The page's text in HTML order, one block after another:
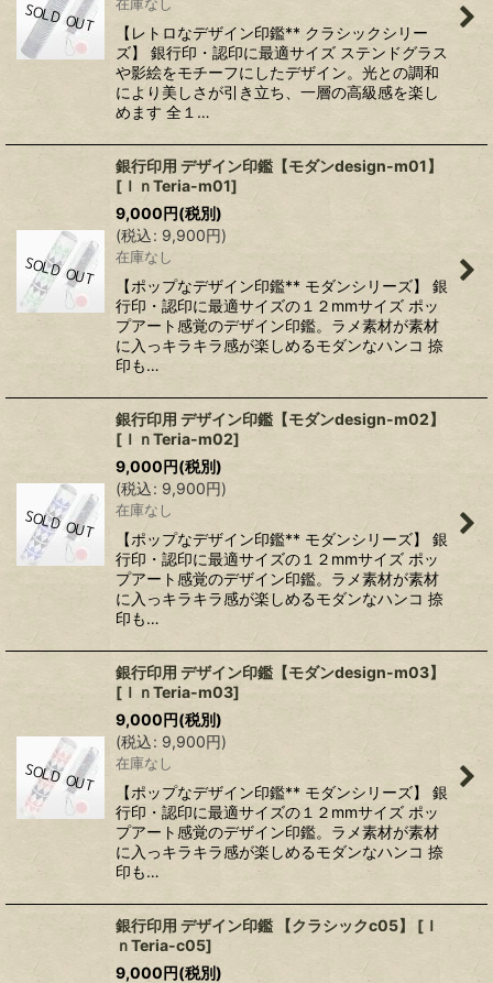
【レトロなデザイン印鑑** クラシックシリー
ズ】 銀行印・認印に最適サイズ ステンドグラス
や影絵をモチーフにしたデザイン。光との調和
により美しさが引き立ち、一層の高級感を楽し
めます 全１…
銀行印用 デザイン印鑑【モダンdesign-m01】
[ ＩｎTeria-m01]
9,000円(税別)
(税込: 9,900円)
在庫なし
【ポップなデザイン印鑑** モダンシリーズ】 銀
行印・認印に最適サイズの１２mmサイズ ポッ
プアート感覚のデザイン印鑑。ラメ素材が素材
に入っキラキラ感が楽しめるモダンなハンコ 捺
印も…
銀行印用 デザイン印鑑【モダンdesign-m02】
[ ＩｎTeria-m02]
9,000円(税別)
(税込: 9,900円)
在庫なし
【ポップなデザイン印鑑** モダンシリーズ】 銀
行印・認印に最適サイズの１２mmサイズ ポッ
プアート感覚のデザイン印鑑。ラメ素材が素材
に入っキラキラ感が楽しめるモダンなハンコ 捺
印も…
銀行印用 デザイン印鑑【モダンdesign-m03】
[ ＩｎTeria-m03]
9,000円(税別)
(税込: 9,900円)
在庫なし
【ポップなデザイン印鑑** モダンシリーズ】 銀
行印・認印に最適サイズの１２mmサイズ ポッ
プアート感覚のデザイン印鑑。ラメ素材が素材
に入っキラキラ感が楽しめるモダンなハンコ 捺
印も…
銀行印用 デザイン印鑑 【クラシックc05】 [ Ｉ
ｎTeria-c05]
9,000円(税別)